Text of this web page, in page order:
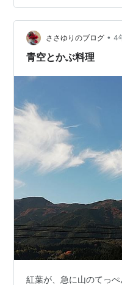
ささゆりのブログ • 4
青空とかぶ料理
紅葉が、急に山のてっ